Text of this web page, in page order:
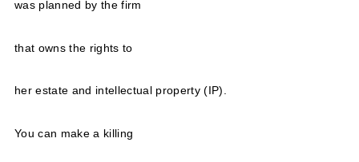
was planned by the firm
that owns the rights to
her estate and intellectual property (IP).
You can make a killing